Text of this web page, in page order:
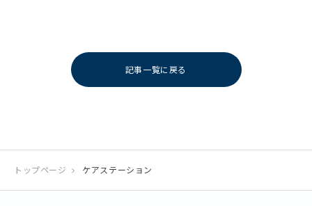
記事一覧に戻る
トップページ ケアステーション